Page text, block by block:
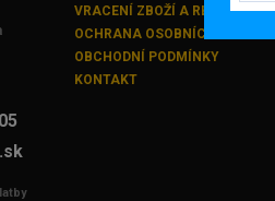
VRACENÍ ZBOŽÍ A REKLAMACE
OCHRANA OSOBNÍCH ÚDAJŮ
OBCHODNÍ PODMÍNKY
KONTAKT